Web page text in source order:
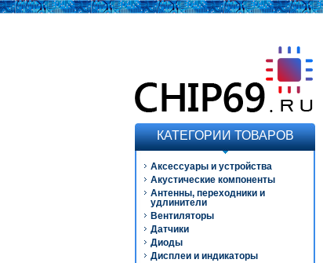
КАТЕГОРИИ ТОВАРОВ
Аксессуары и устройства
Акустические компоненты
Антенны, переходники и
удлинители
Вентиляторы
Датчики
Диоды
Дисплеи и индикаторы